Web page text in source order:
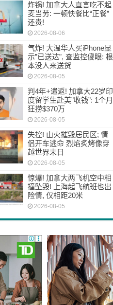
炸锅! 加拿大人直言吃不起
麦当劳: 一顿快餐比“正餐”
还贵!
2026-08-06
气炸! 大温华人买iPhone显
示”已送达”, 查监控傻眼: 根
本没人来送货
2026-08-05
判4年+遣返! 加拿大22岁印
度留学生赴美”收钱”: 1个月
狂捞$370万
2026-08-05
失控! 山火摧毁居民区; 情
侣开车逃命 烈焰炙烤像穿
越世界末日
2026-08-05
惊爆! 加拿大两飞机空中相
撞坠毁! 上海起飞航班也出
险情, 仅相距20米
2026-08-05